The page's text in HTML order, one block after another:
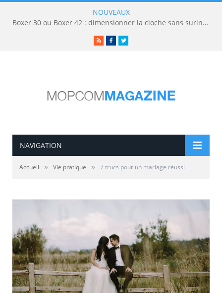
NOUVEAUX
Boxer 30 ou Boxer 42 : dimensionner la cloche sans surinvestir
RSSFacebookTwitter
NAVIGATION
Accueil » Vie pratique » 7 trucs pour un mariage réussi